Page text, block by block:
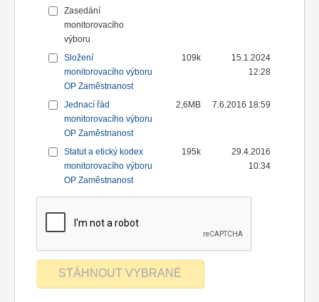
Zasedání
monitorovacího
výboru
Složení
monitorovacího výboru
OP Zaměstnanost
109k
15.1.2024
12:28
Jednací řád
monitorovacího výboru
OP Zaměstnanost
2,6MB 7.6.2016 18:59
Statut a etický kodex
monitorovacího výboru
OP Zaměstnanost
195k
29.4.2016
10:34